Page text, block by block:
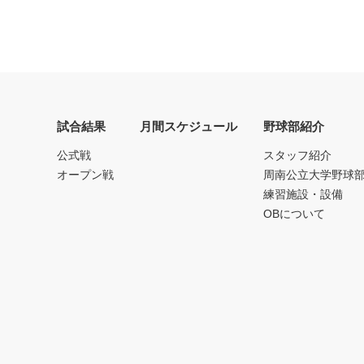
試合結果
公式戦
オープン戦
月間スケジュール 野球部紹介
スタッフ紹介
周南公立大学野球
練習施設・設備
OBについて